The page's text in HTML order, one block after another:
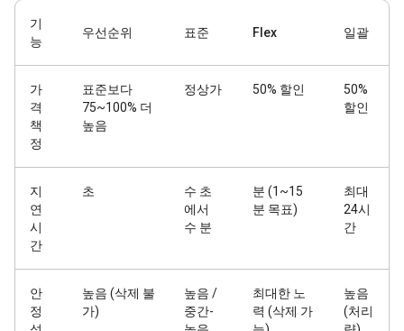
기
능
우선순위 표준 Flex 일괄
가
격
책
정
표준보다
75~100% 더
높음
정상가 50% 할인
50%
할인
지
연
시
간
초
수 초
에서
수 분
분 (1~15
분 목표)
최대
24시
간
안
정
높음 (삭제 불
가)
높음 /
중간-
최대한 노
력 (삭제 가
높음
(처리